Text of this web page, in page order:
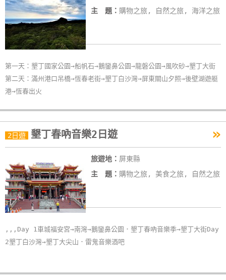
帳
戶
客
服
聯
絡
Line
線
上
客
服
利
查
主 題： 購物之旅, 自然之旅, 海洋之旅
第一天：墾丁國家公園→船帆石→鵝鑾鼻公園→龍磐公園→風吹砂→墾丁大街
第二天：滿州港口吊橋→恆春老街→墾丁白沙灣→屏東關山夕照→後壁湖遊艇
港→恆春出火
2日遊 墾丁春吶音樂2日遊 »
旅遊地： 屏東縣
主 題： 購物之旅, 美食之旅, 自然之旅
,,,Day 1車城福安宮→南灣→鵝鑾鼻公園．墾丁春吶音樂季→墾丁大街Day
2墾丁白沙灣→墾丁大尖山．雷鬼音樂酒吧